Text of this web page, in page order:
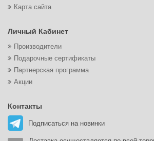
Карта сайта
Личный Кабинет
Производители
Подарочные сертификаты
Партнерская программа
Акции
Контакты
Подписаться на новинки